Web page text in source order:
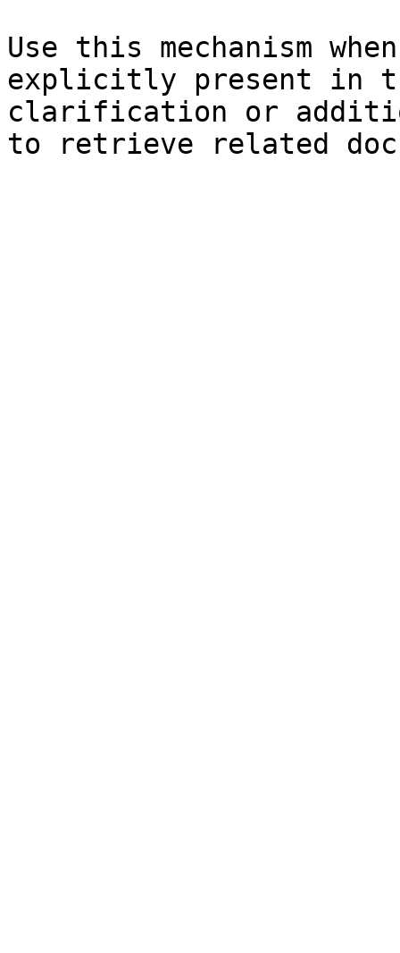
Use this mechanism
explicitly present in
clarification or